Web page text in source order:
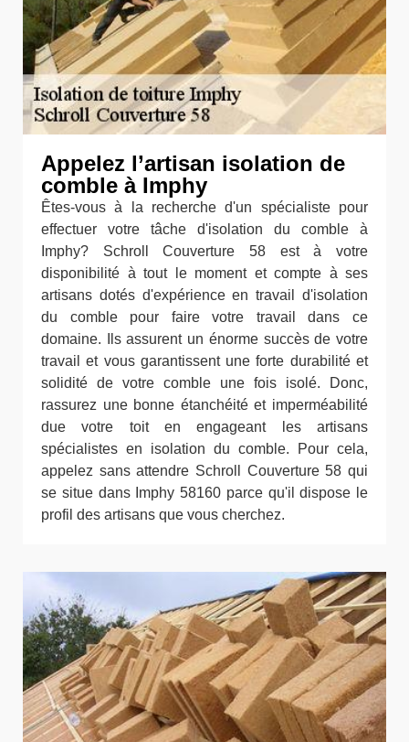
Appelez l’artisan isolation de
comble à Imphy
Êtes-vous à la recherche d'un spécialiste pour
effectuer votre tâche d'isolation du comble à
Imphy? Schroll Couverture 58 est à votre
disponibilité à tout le moment et compte à ses
artisans dotés d'expérience en travail d'isolation
du comble pour faire votre travail dans ce
domaine. Ils assurent un énorme succès de votre
travail et vous garantissent une forte durabilité et
solidité de votre comble une fois isolé. Donc,
rassurez une bonne étanchéité et imperméabilité
due votre toit en engageant les artisans
spécialistes en isolation du comble. Pour cela,
appelez sans attendre Schroll Couverture 58 qui
se situe dans Imphy 58160 parce qu'il dispose le
profil des artisans que vous cherchez.